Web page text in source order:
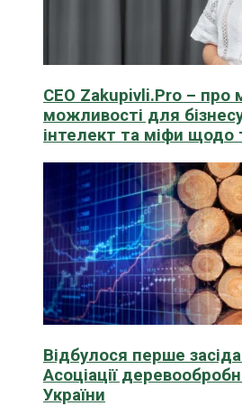
CEO Zakupivli.Pro – про
можливості для
інтелект та міфи щодо
Відбулося перше
Асоціації
України